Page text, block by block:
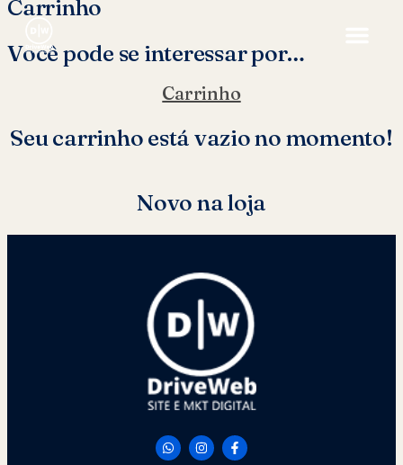
Carrinho
Você pode se interessar por…
Carrinho
Seu carrinho está vazio no momento!
Novo na loja